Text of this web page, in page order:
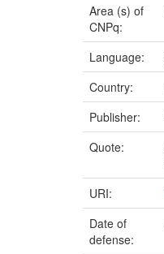
Area (s) of
CNPq:
Language:
Country:
Publisher:
Quote:
URI:
Date of
defense: